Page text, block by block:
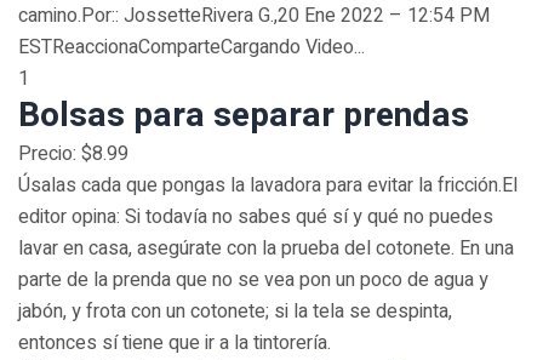
camino.Por:: JossetteRivera G.,20 Ene 2022 – 12:54 PM
ESTReaccionaComparteCargando Video...
1
Bolsas para separar prendas
Precio: $8.99
Úsalas cada que pongas la lavadora para evitar la fricción.El
editor opina: Si todavía no sabes qué sí y qué no puedes
lavar en casa, asegúrate con la prueba del cotonete. En una
parte de la prenda que no se vea pon un poco de agua y
jabón, y frota con un cotonete; si la tela se despinta,
entonces sí tiene que ir a la tintorería.